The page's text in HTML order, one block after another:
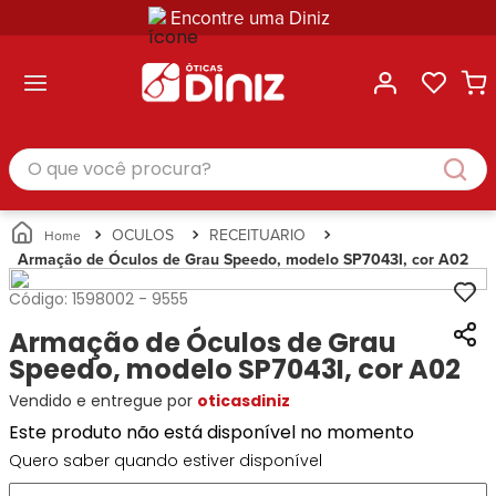
Encontre uma Diniz
Masculino
Feminino
Infantil
Unissex
Busque
Por
Marcas
Hickmann
Bulget
Miu-
Miu
Guess
Categorias
Masculino
Feminino
Infantil
Unissex
Busque
Por
Ray-
Ban
Prada
Hickmann
Tecnol
Correntes
para
Óculos
Estojos
para
Óculos
Soluções
e
Cuidados
Busque
Ray-
Ban
Armani
Tommy
Hilfiger
Ana
Hickmann
Guess
Speedo
Categoria
Armações
de Óculos
Óculos
de Sol
para
Estojo
para
Óculos
Gênero
Masculino
O que você procura?
OCULOS
RECEITUARIO
Armação de Óculos de Grau Speedo, modelo SP7043I, cor A02
Código: 1598002 - 9555
Armação de Óculos de Grau
Speedo, modelo SP7043I, cor A02
Vendido e entregue por oticasdiniz
Este produto não está disponível no momento
Quero saber quando estiver disponível